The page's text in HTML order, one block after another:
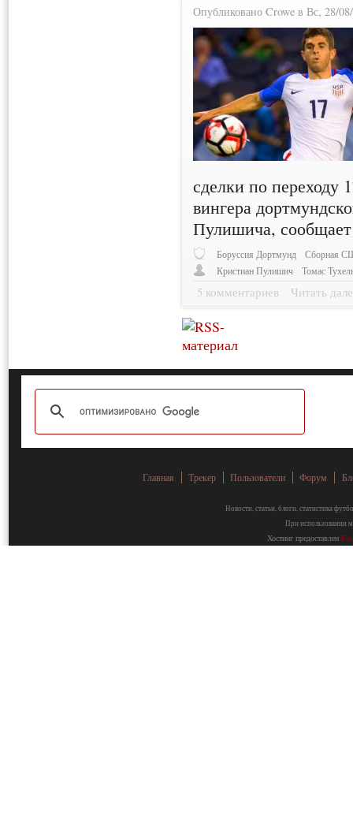
Опубликовано Crowe в Вс, 28/
сделки по переходу
вингера
Пулишича,
Боруссия Дортмунд
Сборная
Кристиан Пулишич
Томас
5 комментариев Читать
Главная Трекер Пользователи Форум
Новости, статьи, блоги, статистика
При использовании
Хостинг предоставлен